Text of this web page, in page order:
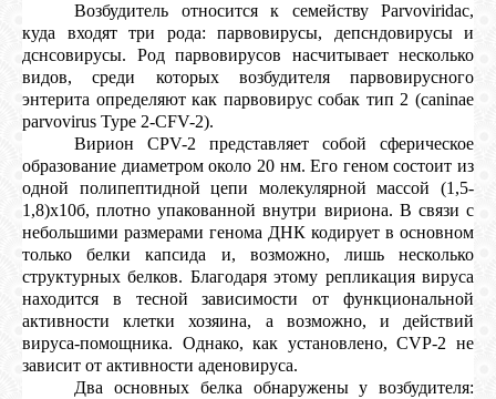
Возбудитель относится к семейству Parvoviridac,
куда входят три рода: парвовирусы, депсндовирусы и
дснсовирусы. Род парвовирусов насчитывает несколько
видов, среди которых возбудителя парвовирусного
энтерита определяют как парвовирус собак тип 2 (caninae
parvovirus Type 2-CFV-2).
Вирион CPV-2 представляет собой сферическое
образование диаметром около 20 нм. Его геном состоит из
одной полипептидной цепи молекулярной массой (1,5-
1,8)х10б, плотно упакованной внутри вириона. В связи с
небольшими размерами генома ДНК кодирует в основном
только белки капсида и, возможно, лишь несколько
структурных белков. Благодаря этому репликация вируса
находится в тесной зависимости от функциональной
активности клетки хозяина, а возможно, и действий
вируса-помощника. Однако, как установлено, CVP-2 не
зависит от активности аденовируса.
Два основных белка обнаружены у возбудителя: